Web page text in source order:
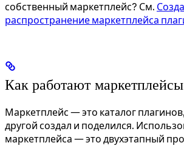
собственный маркетплейс? См.
распространение маркетплейса
Как работают маркетплейсы
Маркетплейс — это каталог
другой создал и поделился.
маркетплейса — это двухэтапный